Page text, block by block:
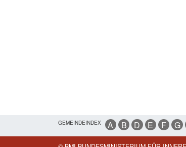
GEMEINDEINDEX A B D E F G